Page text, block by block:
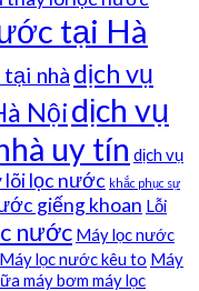
tại Hà
nhà dịch vụ
Nộidịch vụ
uy tín dịch vụ
lõi lọc nước khắc phục sự
giếng khoan Lỗi
nước Máy lọc nước
Máy lọc nước kêu to Máy
máy bơm máy lọc